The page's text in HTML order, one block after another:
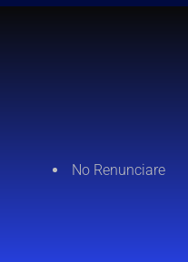
No Renunciare